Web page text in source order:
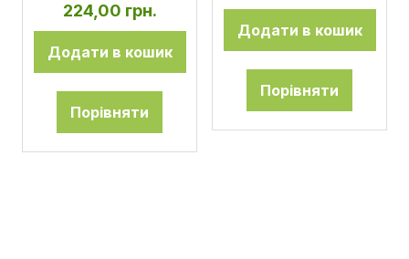
224,00 грн.
Додати в кошик
Порівняти
Додати в кошик
Порівняти